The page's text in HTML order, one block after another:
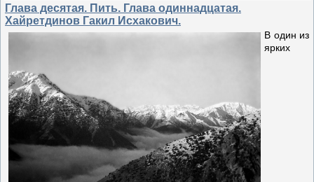
Глава десятая. Пить. Глава одиннадцатая.
Хайретдинов Гакил Исхакович.
В один из
ярких